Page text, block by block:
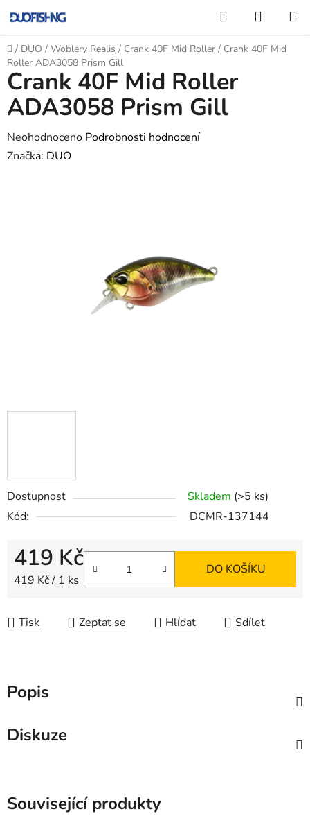
na
obsah
Hledat
KOŠÍK
Domů
/ DUO / Woblery Realis / Crank 40F Mid Roller / Crank 40F Mid
Roller ADA3058 Prism Gill
Dostupnost Skladem (>5 ks)
Kód:
DCMR-137144
419 Kč
Měrná cena:
419 Kč / 1 ks
DO KOŠÍKU
Tisk Zeptat se Hlídat Sdílet
Crank 40F Mid Roller
ADA3058 Prism Gill
Průměrné
hodnocení
Neohodnoceno Podrobnosti hodnocení
Značka: DUO
Popis
Diskuze
Související produkty